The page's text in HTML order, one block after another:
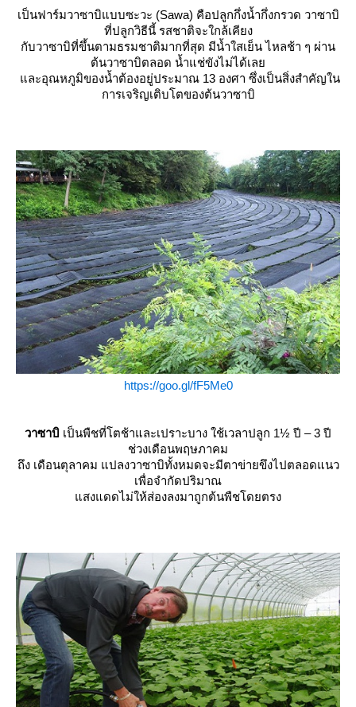
เป็นฟาร์มวาซาบิแบบซะวะ (Sawa) คือปลูกกึ่งน้ำกึ่งกรวด วาซาบิ
ที่ปลูกวิธีนี้ รสชาติจะใกล้เคียง
กับวาซาบิที่ขึ้นตามธรมชาติมากที่สุด มีน้ำใสเย็น ไหลช้า ๆ ผ่าน
ต้นวาซาบิตลอด น้ำแช่ขังไม่ได้เล
ละอุณหภูมิของน้ำต้องอยู่ประมาณ 13 องศา ซึ่งเป็นสิ่งสำคัญใน
การเจริญเติบโตของต้นวาซาบิ
https://goo.gl/fF5Me0
วาซาบิ เป็นพืชที่โตช้าและเปราะบาง ใช้เวลาปลูก 1½ ปี – 3 ปี
ช่วงเดือนพฤษภาคม
ถึง เดือนตุลาคม แปลงวาซาบิทั้งหมดจะมีตาข่ายขึงไปตลอดแนว
เพื่อจำกัดปริมาณ
สงแดดไม่ให้ส่องลงมาถูกต้นพืชโดยตรง